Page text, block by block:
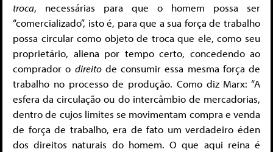
troca, necessárias para que o homem possa ser
“comercializado”, isto é, para que a sua força de trabalho
possa circular como objeto de troca que ele, como seu
proprietário, aliena por tempo certo, concedendo ao
comprador o direitode consumir essa mesma força de
trabalho no processo de produção. Como diz Marx: “A
esfera da circulação ou do intercâmbio de mercadorias,
dentro de cujos limites se movimentam compra e venda
de força de trabalho, era de fato um verdadeiro éden
dos direitos naturais do homem. O que aqui reina é